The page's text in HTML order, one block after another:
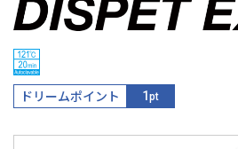
ドリームポイント 1 pt